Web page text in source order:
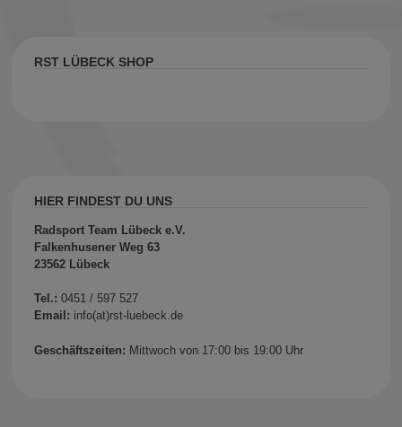
RST LÜBECK SHOP
HIER FINDEST DU UNS
Radsport Team Lübeck e.V.
Falkenhusener Weg 63
23562 Lübeck
Tel.: 0451 / 597 527
Email: info(at)rst-luebeck.de
Geschäftszeiten: Mittwoch von 17:00 bis 19:00 Uhr